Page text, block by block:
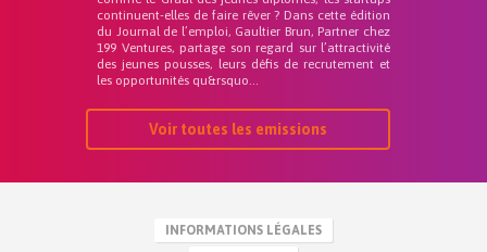
continuent-elles de faire rêver ? Dans cette édition
du Journal de l’emploi, Gaultier Brun, Partner chez
199 Ventures, partage son regard sur l’attractivité
des jeunes pousses, leurs défis de recrutement et
les opportunités qu&rsquo...
Voir toutes les emissions
INFORMATIONS LÉGALES